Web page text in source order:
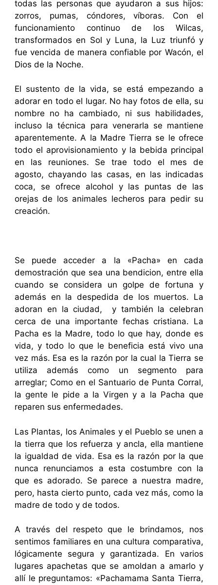
todas las personas que ayudaron a sus hijos:
zorros, pumas, cóndores, víboras. Con el
funcionamiento continuo de los Wilcas,
transformados en Sol y Luna, la Luz triunfó y
fue vencida de manera confiable por Wacón, el
Dios de la Noche.
El sustento de la vida, se está empezando a
adorar en todo el lugar. No hay fotos de ella, su
nombre no ha cambiado, ni sus habilidades,
incluso la técnica para venerarla se mantiene
aparentemente. A la Madre Tierra se le ofrece
todo el aprovisionamiento y la bebida principal
en las reuniones. Se trae todo el mes de
agosto, chayando las casas, en las indicadas
coca, se ofrece alcohol y las puntas de las
orejas de los animales lecheros para pedir su
creación.
Se puede acceder a la «Pacha» en cada
demostración que sea una bendicion, entre ella
cuando se considera un golpe de fortuna y
además en la despedida de los muertos. La
adoran en la ciudad, y también la celebran
cerca de una importante fechas cristiana. La
Pacha es la Madre, todo lo que hay, donde es
vida, y todo lo que le beneficia está vivo una
vez más. Esa es la razón por la cual la Tierra se
utiliza además como un segmento para
arreglar; Como en el Santuario de Punta Corral,
la gente le pide a la Virgen y a la Pacha que
reparen sus enfermedades.
Las Plantas, los Animales y el Pueblo se unen a
la tierra que los refuerza y ​​ancla, ella mantiene
la igualdad de vida. Esa es la razón por la que
nunca renunciamos a esta costumbre con la
que es adorado. Se parece a nuestra madre,
pero, hasta cierto punto, cada vez más, como la
madre de todo y de todos.
A través del respeto que le brindamos, nos
sentimos familiares en una cultura comparativa,
lógicamente segura y garantizada. En varios
lugares apachetas que se amoldan a amarlo y
allí le preguntamos: «Pachamama Santa Tierra,